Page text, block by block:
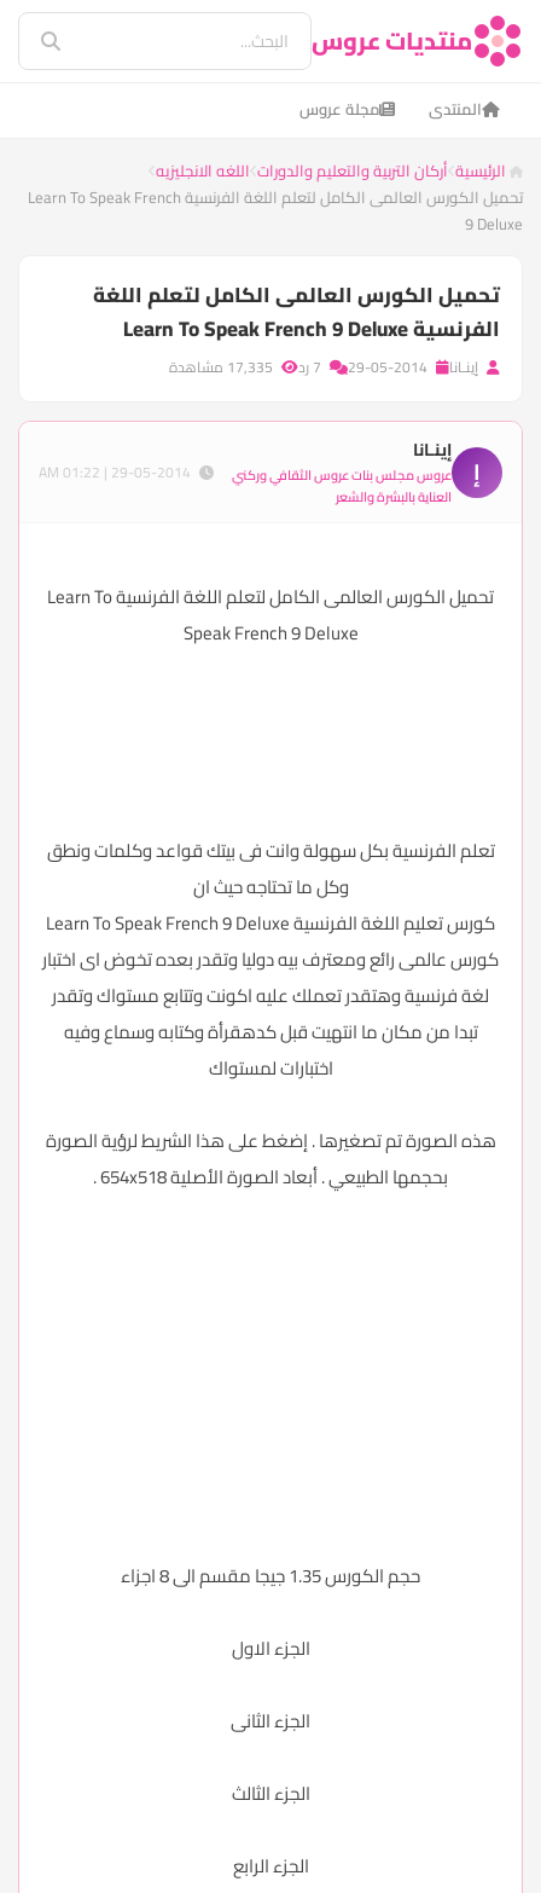
منتديات عروس
المنتدى مجلة عروس
الرئيسية أركان التربية والتعليم والدورات اللغه الانجليزيه
تحميل الكورس العالمى الكامل لتعلم اللغة الفرنسية Learn To Speak French
9 Deluxe
تحميل الكورس العالمى الكامل لتعلم اللغة
الفرنسية Learn To Speak French 9 Deluxe
إينـانا
إ
إينـانا
عروس مجلس بنات عروس الثقافي وركني
العناية بالبشرة والشعر
تحميل الكورس العالمى الكامل لتعلم اللغة الفرنسية Learn To
Speak French 9 Deluxe
تعلم الفرنسية بكل سهولة وانت فى بيتك قواعد وكلمات ونطق
وكل ما تحتاجه حيث ان
كورس تعليم اللغة الفرنسية Learn To Speak French 9 Deluxe
كورس عالمى رائع ومعترف بيه دوليا وتقدر بعده تخوض اى اختبار
لغة فرنسية وهتقدر تعملك عليه اكونت وتتابع مستواك وتقدر
تبدا من مكان ما انتهيت قبل كدهقرأة وكتابه وسماع وفيه
اختبارات لمستواك
هذه الصورة تم تصغيرها . إضغط على هذا الشريط لرؤية الصورة
بحجمها الطبيعي . أبعاد الصورة الأصلية 654x518 .
حجم الكورس 1.35 جيجا مقسم الى 8 اجزاء
الجزء الاول
الجزء الثانى
الجزء الثالث
الجزء الرابع